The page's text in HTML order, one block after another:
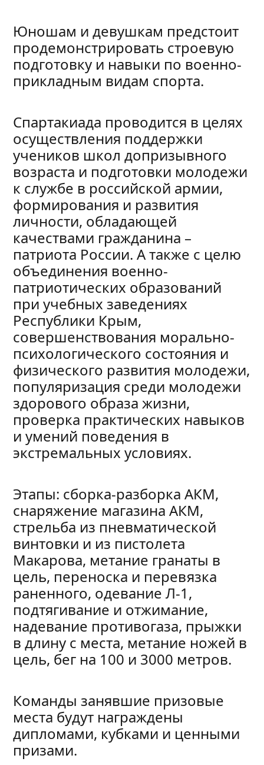
Юношам и девушкам предстоит
продемонстрировать строевую
подготовку и навыки по военно-
прикладным видам спорта.
Спартакиада проводится в целях
осуществления поддержки
учеников школ допризывного
возраста и подготовки молодежи
к службе в российской армии,
формирования и развития
личности, обладающей
качествами гражданина –
патриота России. А также с целю
объединения военно-
патриотических образований
при учебных заведениях
Республики Крым,
совершенствования морально-
психологического состояния и
физического развития молодежи,
популяризация среди молодежи
здорового образа жизни,
проверка практических навыков
и умений поведения в
экстремальных условиях.
Этапы: сборка-разборка АКМ,
снаряжение магазина АКМ,
стрельба из пневматической
винтовки и из пистолета
Макарова, метание гранаты в
цель, переноска и перевязка
раненного, одевание Л-1,
подтягивание и отжимание,
надевание противогаза, прыжки
в длину с места, метание ножей в
цель, бег на 100 и 3000 метров.
Команды занявшие призовые
места будут награждены
дипломами, кубками и ценными
призами.